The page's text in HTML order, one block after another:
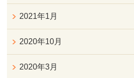
2021年1月
2020年10月
2020年3月